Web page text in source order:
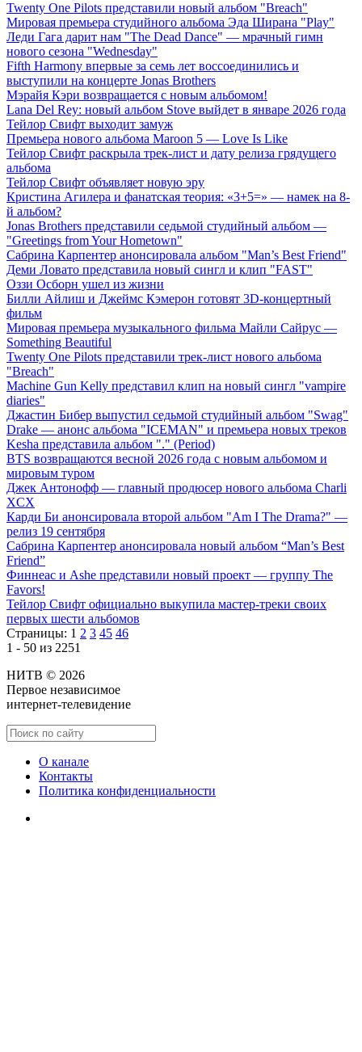
Twenty One Pilots представили новый альбом "Breach"
Мировая премьера студийного альбома Эда Ширана "Play"
Леди Гага дарит нам "The Dead Dance" — мрачный гимн
нового сезона "Wednesday"
Fifth Harmony впервые за семь лет воссоединились и
выступили на концерте Jonas Brothers
Мэрайя Кэри возвращается с новым альбомом!
Lana Del Rey: новый альбом Stove выйдет в январе 2026 года
Тейлор Свифт выходит замуж
Премьера нового альбома Maroon 5 — Love Is Like
Тейлор Свифт раскрыла трек-лист и дату релиза грядущего
альбома
Тейлор Свифт объявляет новую эру
Кристина Агилера и фанатская теория: «3+5=» — намек на 8-
й альбом?
Jonas Brothers представили седьмой студийный альбом —
"Greetings from Your Hometown"
Сабрина Карпентер анонсировала альбом "Man’s Best Friend"
Деми Ловато представила новый сингл и клип "FAST"
Оззи Осборн ушел из жизни
Билли Айлиш и Джеймс Кэмерон готовят 3D-концертный
фильм
Мировая премьера музыкального фильма Майли Сайрус —
Something Beautiful
Twenty One Pilots представили трек-лист нового альбома
"Breach"
Machine Gun Kelly представил клип на новый сингл "vampire
diaries"
Джастин Бибер выпустил седьмой студийный альбом "Swag"
Drake — анонс альбома "ICEMAN" и премьера новых треков
Kesha представила альбом "." (Period)
BTS возвращаются весной 2026 года с новым альбомом и
мировым туром
Джек Антонофф — главный продюсер нового альбома Charli
XCX
Карди Би анонсировала второй альбом "Am I The Drama?" —
релиз 19 сентября
Сабрина Карпентер анонсировала новый альбом “Man’s Best
Friend”
Финнеас и Ashe представили новый проект — группу The
Favors!
Тейлор Свифт официально выкупила мастер-треки своих
первых шести альбомов
Страницы: 1 2 3 45 46
1 - 50 из 2251
НИТВ © 2026
Первое независимое
интернет-телевидение
О канале
Контакты
Политика конфиденциальности